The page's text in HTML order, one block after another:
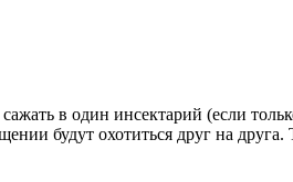
в один инсектарий (если
будут охотиться друг на друга.